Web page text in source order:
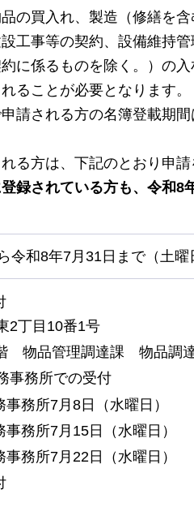
の買入れ、製造（修繕を
工事等の契約、設備維持
に係るものを除く。）の
ることが必要となります。
請される方の名簿登載期
る方は、下記のとおり申請
録されている方も、令和
令和8年7月31日まで（土曜
2丁目10番1号
物品管理調達課 物品調
事務所での受付
務所7月8日（水曜日）
務所7月15日（水曜日）
務所7月22日（水曜日）